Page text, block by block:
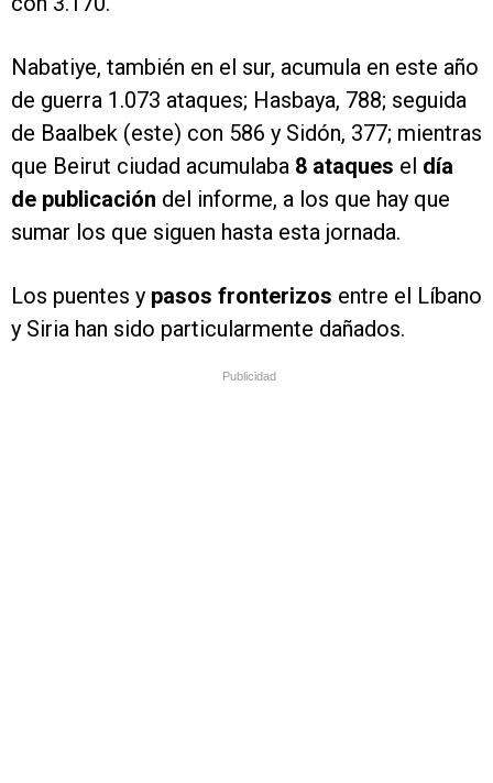
Nabatiye, también en el sur, acumula en este año
de guerra 1.073 ataques; Hasbaya, 788; seguida
de Baalbek (este) con 586 y Sidón, 377; mientras
que Beirut ciudad acumulaba 8 ataques el día
de publicación del informe, a los que hay que
sumar los que siguen hasta esta jornada.
Los puentes y pasos fronterizos entre el Líbano
y Siria han sido particularmente dañados.
Publicidad